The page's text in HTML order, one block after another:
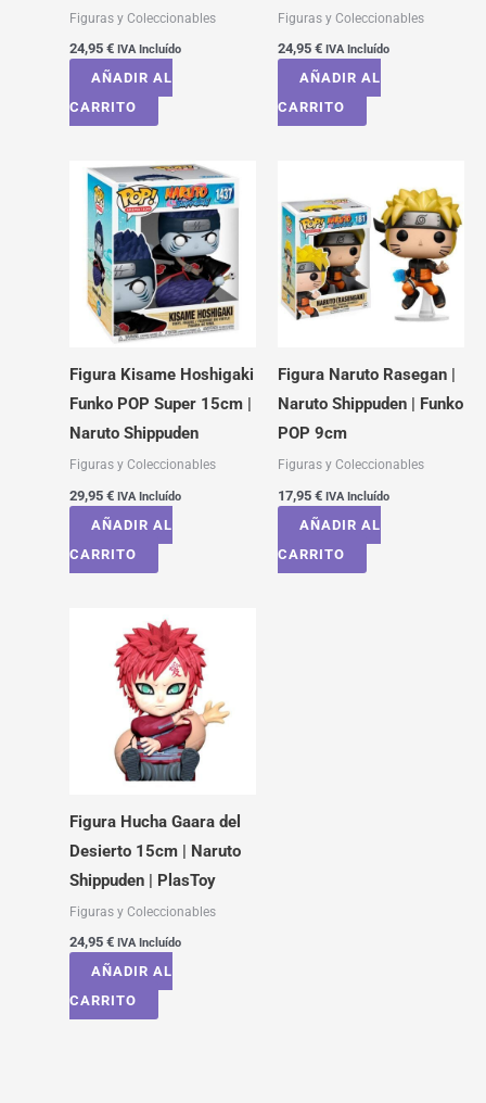
Figuras y Coleccionables
24,95 € IVA Incluído
AÑADIR AL
CARRITO
Figuras y Coleccionables
24,95 € IVA Incluído
AÑADIR AL
CARRITO
Figura Kisame Hoshigaki
Funko POP Super 15cm |
Naruto Shippuden
Figuras y Coleccionables
29,95 € IVA Incluído
AÑADIR AL
CARRITO
Figura Naruto Rasegan |
Naruto Shippuden | Funko
POP 9cm
Figuras y Coleccionables
17,95 € IVA Incluído
AÑADIR AL
CARRITO
Figura Hucha Gaara del
Desierto 15cm | Naruto
Shippuden | PlasToy
Figuras y Coleccionables
24,95 € IVA Incluído
AÑADIR AL
CARRITO